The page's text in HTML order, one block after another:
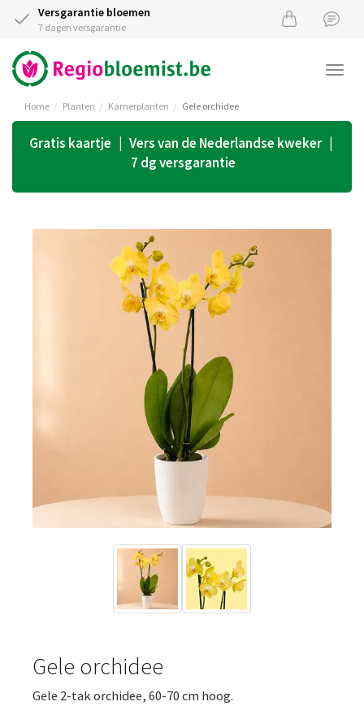
Versgarantie bloemen
7 dagen versgarantie
Home Planten Kamerplanten Gele orchidee
Gratis kaartje | Vers van de Nederlandse kweker |
7 dg versgarantie
Gele orchidee
Gele 2-tak orchidee, 60-70 cm hoog.